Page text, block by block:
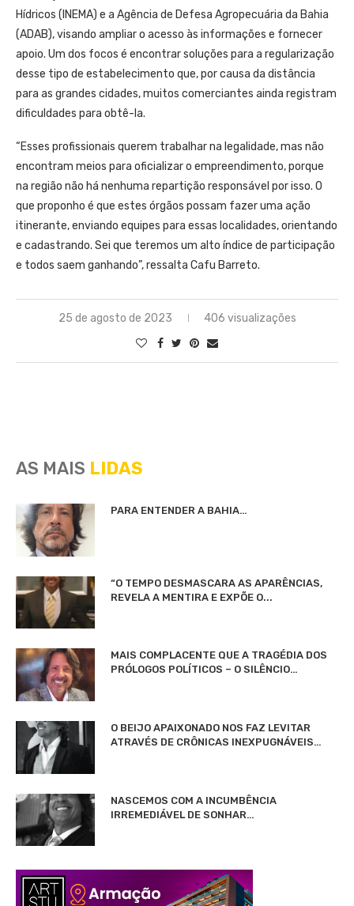
Hídricos (INEMA) e a Agência de Defesa Agropecuária da Bahia
(ADAB), visando ampliar o acesso às informações e fornecer
apoio. Um dos focos é encontrar soluções para a regularização
desse tipo de estabelecimento que, por causa da distância
para as grandes cidades, muitos comerciantes ainda registram
dificuldades para obtê-la.
“Esses profissionais querem trabalhar na legalidade, mas não
encontram meios para oficializar o empreendimento, porque
na região não há nenhuma repartição responsável por isso. O
que proponho é que estes órgãos possam fazer uma ação
itinerante, enviando equipes para essas localidades, orientando
e cadastrando. Sei que teremos um alto índice de participação
e todos saem ganhando”, ressalta Cafu Barreto.
25 de agosto de 2023 406 visualizações
AS MAIS LIDAS
PARA ENTENDER A BAHIA…
“O TEMPO DESMASCARA AS APARÊNCIAS,
REVELA A MENTIRA E EXPÕE O...
MAIS COMPLACENTE QUE A TRAGÉDIA DOS
PRÓLOGOS POLÍTICOS – O SILÊNCIO…
O BEIJO APAIXONADO NOS FAZ LEVITAR
ATRAVÉS DE CRÔNICAS INEXPUGNÁVEIS…
NASCEMOS COM A INCUMBÊNCIA
IRREMEDIÁVEL DE SONHAR…